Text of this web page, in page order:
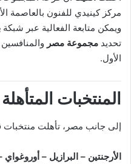
مركز كينيدي للفنون بالعاصمة
ويمكن متابعة الفعالية عبر شبكة
تحديد مجموعة مصر
الأول.
المنتخبات المتأهلة
إلى جانب مصر، تأهلت منتخبات
الأرجنتين – البرازيل –